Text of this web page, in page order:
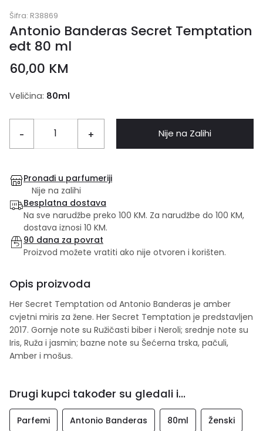
Šifra: R38869
Antonio Banderas Secret Temptation
edt 80 ml
60,00 KM
Veličina: 80ml
- + Nije na Zalihi
Pronađi u parfumeriji
Nije na zalihi
Besplatna dostava
Na sve narudžbe preko 100 KM. Za narudžbe do 100 KM,
dostava iznosi 10 KM.
90 dana za povrat
Proizvod možete vratiti ako nije otvoren i korišten.
Opis proizvoda
Her Secret Temptation od Antonio Banderas je amber
cvjetni miris za žene. Her Secret Temptation je predstavljen
2017. Gornje note su Ružičasti biber i Neroli; srednje note su
Iris, Ruža i jasmin; bazne note su Šećerna trska, pačuli,
Amber i mošus.
Drugi kupci također su gledali i...
Parfemi Antonio Banderas 80ml Ženski